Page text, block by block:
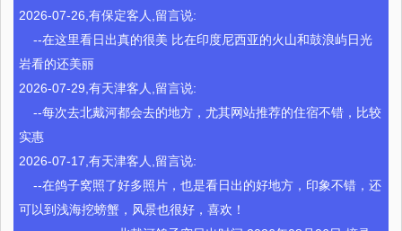
2026-07-26,有保定客人,留言说:
--在这里看日出真的很美 比在印度尼西亚的火山和鼓浪屿日光
岩看的还美丽
2026-07-29,有天津客人,留言说:
--每次去北戴河都会去的地方，尤其网站推荐的住宿不错，比较
实惠
2026-07-17,有天津客人,留言说:
--在鸽子窝照了好多照片，也是看日出的好地方，印象不错，还
可以到浅海挖螃蟹，风景也很好，喜欢！